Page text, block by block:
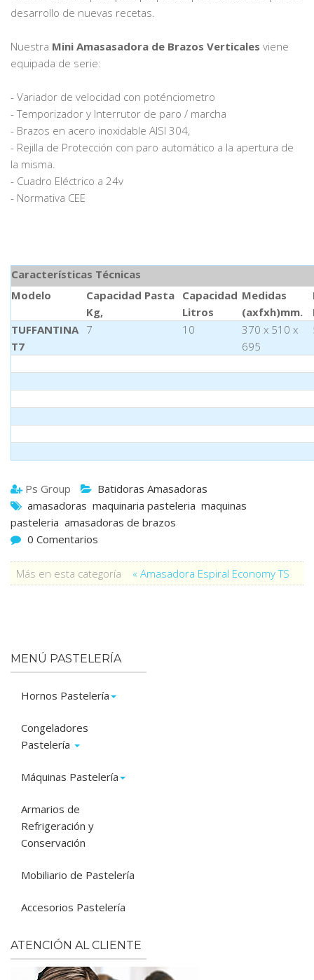
desarrollo de nuevas recetas.
Nuestra Mini Amasasadora de Brazos Verticales viene
equipada de serie:
- Variador de velocidad con poténciometro
- Temporizador y Interrutor de paro / marcha
- Brazos en acero inoxidable AISI 304,
- Rejilla de Protección con paro automático a la apertura de
la misma.
- Cuadro Eléctrico a 24v
- Normativa CEE
Características Técnicas
Modelo
Capacidad Pasta
Kg,
Capacidad
Litros
Medidas
(axfxh)mm.
TUFFANTINA
T7
7 10
370 x 510 x
695
Ps Group
Batidoras Amasadoras
amasadoras maquinaria pasteleria maquinas
pasteleria amasadoras de brazos
0 Comentarios
Más en esta categoría « Amasadora Espiral Economy TS
MENÚ PASTELERÍA
Hornos Pastelería
Congeladores
Pastelería
Máquinas Pastelería
Armarios de
Refrigeración y
Conservación
Mobiliario de Pastelería
Accesorios Pastelería
ATENCIÓN AL CLIENTE